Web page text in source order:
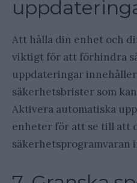
Att hålla din enhet och
viktigt för att förhindra
uppdateringar
säkerhetsbrister som
Aktivera automatiska
enheter för att se till att
säkerhetsprogramvaran